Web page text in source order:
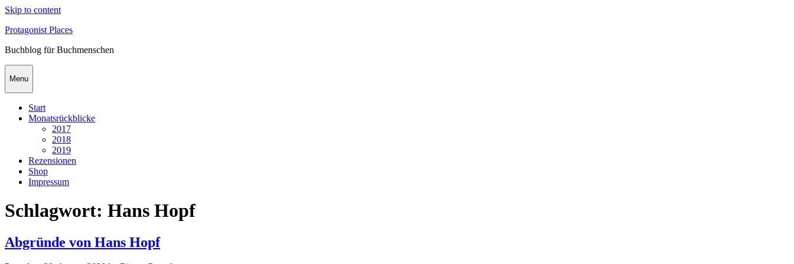
Skip to content
Protagonist Places
Buchblog für Buchmenschen
Menu
Start
Monatsrückblicke
2017
2018
2019
Rezensionen
Shop
Impressum
Schlagwort: Hans Hopf
Abgründe von Hans Hopf